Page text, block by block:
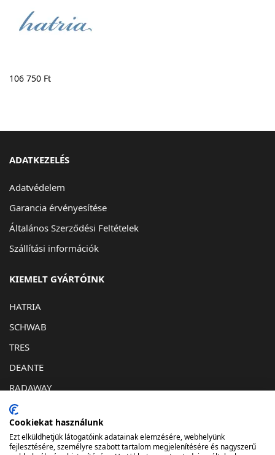
106 750 Ft
ADATKEZELÉS
Adatvédelem
Garancia érvényesítése
Általános Szerződési Feltételek
Szállítási információk
KIEMELT GYÁRTÓINK
HATRIA
SCHWAB
TRES
DEANTE
RADAWAY
KAPCSOLAT
1032. Budapest, Bécsi út 193
Cookiekat használunk
Ezt elküldhetjük látogatóink adatainak elemzésére, webhelyünk
fejlesztésére, személyre szabott tartalom megjelenítésére és nagyszerű